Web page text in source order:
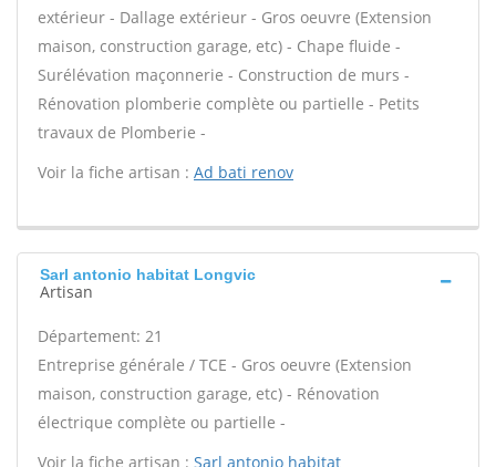
extérieur - Dallage extérieur - Gros oeuvre (Extension
maison, construction garage, etc) - Chape fluide -
Surélévation maçonnerie - Construction de murs -
Rénovation plomberie complète ou partielle - Petits
travaux de Plomberie -
Voir la fiche artisan : Ad bati renov
Sarl antonio habitat Longvic
Artisan
Département: 21
Entreprise générale / TCE - Gros oeuvre (Extension
maison, construction garage, etc) - Rénovation
électrique complète ou partielle -
Voir la fiche artisan : Sarl antonio habitat